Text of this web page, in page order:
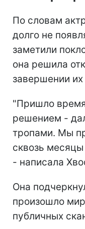
По словам
долго не
заметили
она решила
завершении
"Пришло
решением -
тропами. Мы
сквозь месяцы
- написала
Она
произошло
публичных